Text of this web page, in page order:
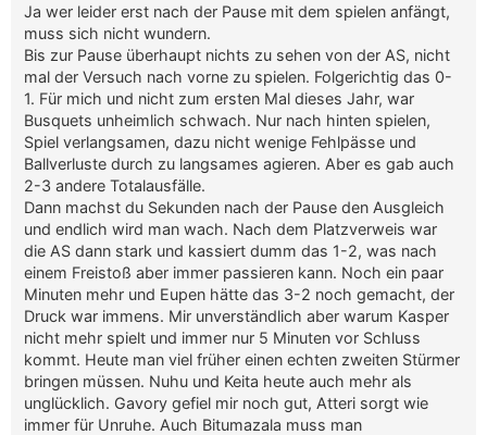
Ja wer leider erst nach der Pause mit dem spielen anfängt,
muss sich nicht wundern.
Bis zur Pause überhaupt nichts zu sehen von der AS, nicht
mal der Versuch nach vorne zu spielen. Folgerichtig das 0-
1. Für mich und nicht zum ersten Mal dieses Jahr, war
Busquets unheimlich schwach. Nur nach hinten spielen,
Spiel verlangsamen, dazu nicht wenige Fehlpässe und
Ballverluste durch zu langsames agieren. Aber es gab auch
2-3 andere Totalausfälle.
Dann machst du Sekunden nach der Pause den Ausgleich
und endlich wird man wach. Nach dem Platzverweis war
die AS dann stark und kassiert dumm das 1-2, was nach
einem Freistoß aber immer passieren kann. Noch ein paar
Minuten mehr und Eupen hätte das 3-2 noch gemacht, der
Druck war immens. Mir unverständlich aber warum Kasper
nicht mehr spielt und immer nur 5 Minuten vor Schluss
kommt. Heute man viel früher einen echten zweiten Stürmer
bringen müssen. Nuhu und Keita heute auch mehr als
unglücklich. Gavory gefiel mir noch gut, Atteri sorgt wie
immer für Unruhe. Auch Bitumazala muss man